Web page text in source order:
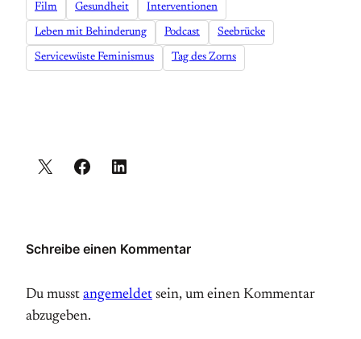
Film Gesundheit Interventionen
Leben mit Behinderung Podcast Seebrücke
Servicewüste Feminismus Tag des Zorns
Schreibe einen Kommentar
Du musst angemeldet sein, um einen Kommentar
abzugeben.